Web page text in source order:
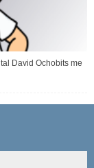
David Ochobits me